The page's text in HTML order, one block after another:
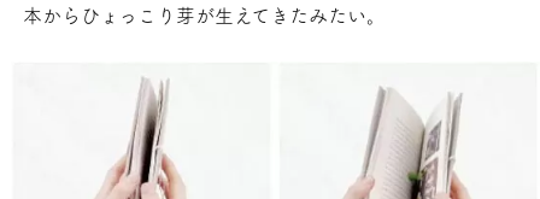
本からひょっこり芽が生えてきたみたい。